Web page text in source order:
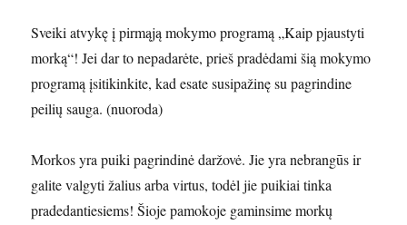
Sveiki atvykę į pirmąją mokymo programą „Kaip pjaustyti
morką“! Jei dar to nepadarėte, prieš pradėdami šią mokymo
programą įsitikinkite, kad esate susipažinę su pagrindine
peilių sauga. (nuoroda)
Morkos yra puiki pagrindinė daržovė. Jie yra nebrangūs ir
galite valgyti žalius arba virtus, todėl jie puikiai tinka
pradedantiesiems! Šioje pamokoje gaminsime morkų